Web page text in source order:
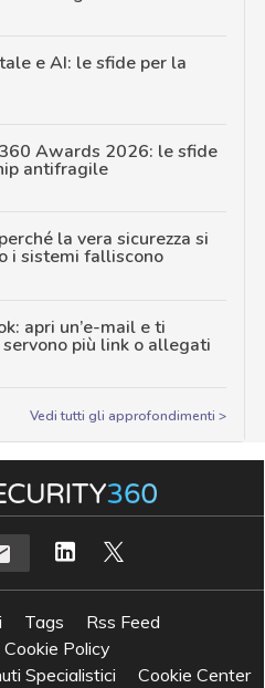
e AI: le sfide per la
Awards 2026: le sfide
antifragile
la vera sicurezza si
i sistemi falliscono
apri un’e-mail e ti
più link o allegati
Vedi tutti gli approfondimenti >
Tags
Rss Feed
Policy
Specialistici
Cookie Center